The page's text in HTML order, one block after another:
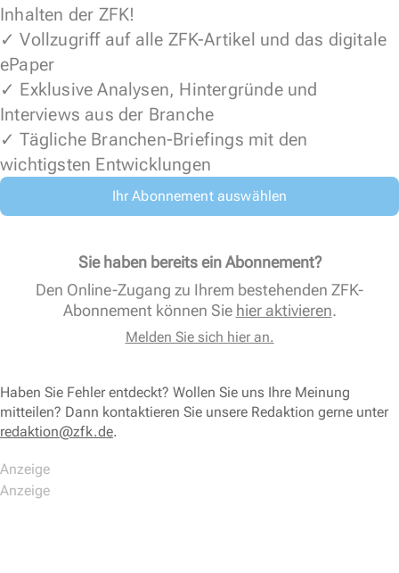
Inhalten der ZFK!
✓ Vollzugriff auf alle ZFK-Artikel und das digitale
ePaper
✓ Exklusive Analysen, Hintergründe und
Interviews aus der Branche
✓ Tägliche Branchen-Briefings mit den
wichtigsten Entwicklungen
Ihr Abonnement auswählen
Sie haben bereits ein Abonnement?
Den Online-Zugang zu Ihrem bestehenden ZFK-
Abonnement können Sie hier aktivieren.
Melden Sie sich hier an.
Haben Sie Fehler entdeckt? Wollen Sie uns Ihre Meinung
mitteilen? Dann kontaktieren Sie unsere Redaktion gerne unter
redaktion@zfk.de.